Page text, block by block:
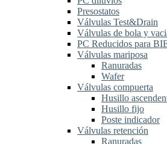
Presostatos
Válvulas Test&Drain
Válvulas de bola y
PC Reducidos para
Válvulas mariposa
Ranuradas
Wafer
Válvulas compuerta
Husillo
Husillo fijo
Poste indicador
Válvulas retención
Ranuradas